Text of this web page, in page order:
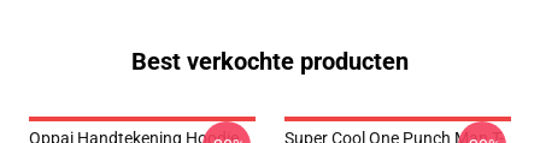
Best verkochte producten
Oppai Handtekening Hoodie
Super Cool One Punch Man T-